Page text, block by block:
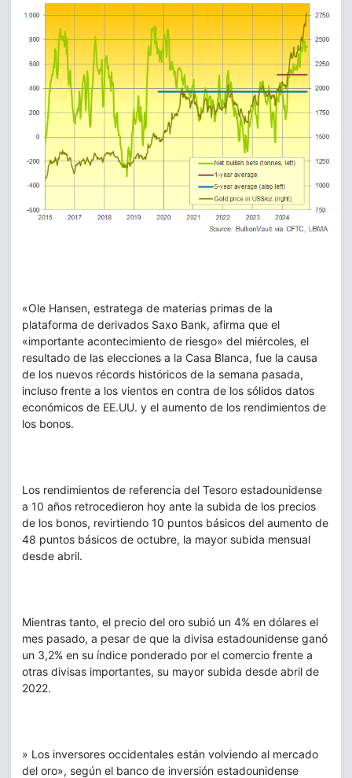
«Ole Hansen, estratega de materias primas de la
plataforma de derivados Saxo Bank, afirma que el
«importante acontecimiento de riesgo» del miércoles, el
resultado de las elecciones a la Casa Blanca, fue la causa
de los nuevos récords históricos de la semana pasada,
incluso frente a los vientos en contra de los sólidos datos
económicos de EE.UU. y el aumento de los rendimientos de
los bonos.
Los rendimientos de referencia del Tesoro estadounidense
a 10 años retrocedieron hoy ante la subida de los precios
de los bonos, revirtiendo 10 puntos básicos del aumento de
48 puntos básicos de octubre, la mayor subida mensual
desde abril.
Mientras tanto, el precio del oro subió un 4% en dólares el
mes pasado, a pesar de que la divisa estadounidense ganó
un 3,2% en su índice ponderado por el comercio frente a
otras divisas importantes, su mayor subida desde abril de
2022.
» Los inversores occidentales están volviendo al mercado
del oro», según el banco de inversión estadounidense